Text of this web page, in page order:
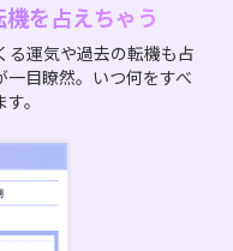
を占えちゃう
る運気や過去の転機も占
一目瞭然。いつ何をすべ
。